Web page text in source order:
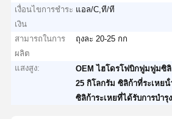
เงื่อนไขการชำระ
เงิน
แอล/C,ที/ที
สามารถในการ
ผลิต
ถุงละ 20-25 กก
แสงสูง: OEM ไฮโดรโฟบิกฟูมฟูมซิ
25 กิโลกรัม ซิลิก้าที่ระเหยน้ํ
ซิลิก้าระเหยที่ได้รับการบํารุ